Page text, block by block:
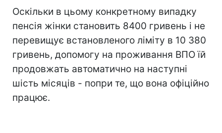
Оскільки в цьому конкретному випадку
пенсія жінки становить 8400 гривень і не
перевищує встановленого ліміту в 10 380
гривень, допомогу на проживання ВПО їй
продовжать автоматично на наступні
шість місяців - попри те, що вона офіційно
працює.